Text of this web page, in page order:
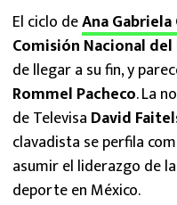
El ciclo deAna
Comisión Nacional
de llegar a su fin, y
Rommel Pacheco. La
de Televisa David
clavadista se perfila
asumir el liderazgo de
deporte en México.